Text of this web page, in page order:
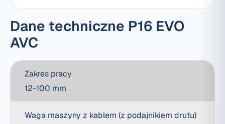
Dane techniczne P16 EVO
AVC
Zakres pracy
12-100 mm
Waga maszyny z kablem (z podajnikiem drutu)